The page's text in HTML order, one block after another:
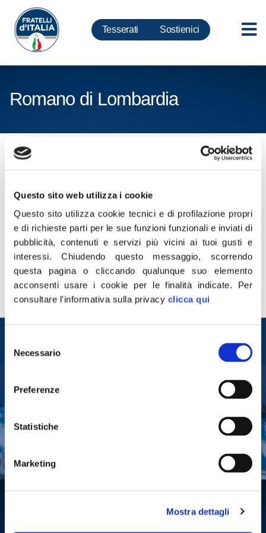
Questo sito web utilizza i cookie
Questo sito utilizza cookie tecnici e di profilazione propri
e di richieste parti per le sue funzioni funzionali e inviati di
pubblicità, contenuti e servizi più vicini ai tuoi gusti e
interessi.Chiudendo questo messaggio, scorrendo
questa pagina o cliccando qualunque suo elemento
acconsenti usare i cookie per le finalità indicate. Per
consultare l'informativa sulla privacy clicca qui
delNecessario
Preferenze
Statistiche
Marketing
Mostra dettagli
Tesserati Sostienici
Romano di Lombardia
Cliccare sul seguente link per
ZIP
Certificati Penali e Curriculum Vitae Romano
di Lombardia